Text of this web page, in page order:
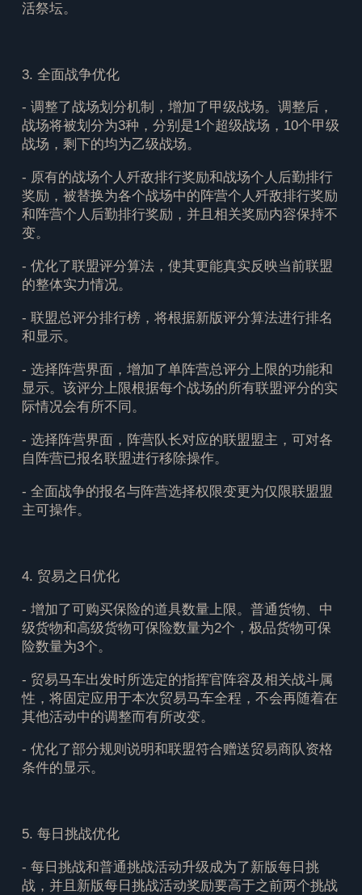
活祭坛。
3. 全面战争优化
- 调整了战场划分机制，增加了甲级战场。调整后，
战场将被划分为3种，分别是1个超级战场，10个甲级
战场，剩下的均为乙级战场。
- 原有的战场个人歼敌排行奖励和战场个人后勤排行
奖励，被替换为各个战场中的阵营个人歼敌排行奖励
和阵营个人后勤排行奖励，并且相关奖励内容保持不
变。
- 优化了联盟评分算法，使其更能真实反映当前联盟
的整体实力情况。
- 联盟总评分排行榜，将根据新版评分算法进行排名
和显示。
- 选择阵营界面，增加了单阵营总评分上限的功能和
显示。该评分上限根据每个战场的所有联盟评分的实
际情况会有所不同。
- 选择阵营界面，阵营队长对应的联盟盟主，可对各
自阵营已报名联盟进行移除操作。
- 全面战争的报名与阵营选择权限变更为仅限联盟盟
主可操作。
4. 贸易之日优化
- 增加了可购买保险的道具数量上限。普通货物、中
级货物和高级货物可保险数量为2个，极品货物可保
险数量为3个。
- 贸易马车出发时所选定的指挥官阵容及相关战斗属
性，将固定应用于本次贸易马车全程，不会再随着在
其他活动中的调整而有所改变。
- 优化了部分规则说明和联盟符合赠送贸易商队资格
条件的显示。
5. 每日挑战优化
- 每日挑战和普通挑战活动升级成为了新版每日挑
战，并且新版每日挑战活动奖励要高于之前两个挑战